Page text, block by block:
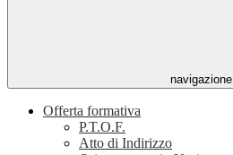
navigazione
Offerta formativa
P.T.O.F.
Atto di Indirizzo